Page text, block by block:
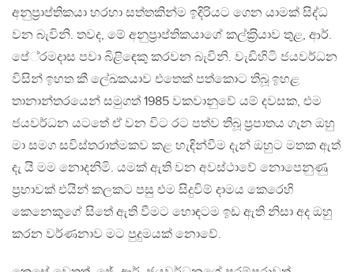
අනුප‍්‍රාප්තිකයා හරහා සත්තකින්ම ඉදිරියට ගෙන යාමක් සිද්ධ
වන බැවිනි. තවද, මේ අනුප‍්‍රාප්තිකයාගේ කල්ක‍්‍රියාව තුළ, ආර්.
පේ‍්‍රමදාස පවා බිළිඳෙකු කරවන බැවිනි. වැඩිහිටි ජයවර්ධන
විසින් ඉහත කී ලේඛකයාව එතෙක් පත්කොට තිබූ ඉහළ
තානාන්තරයෙන් සමුගත් 1985 වකවානුවේ යම් දවසක, එම
ජයවර්ධන යටතේ ඒ වන විට රට පත්ව තිබූ ප‍්‍රපාතය ගැන ඔහු
මා සමග සවිස්තරාත්මකව කළ හැඳින්වීම දැන් ඔහුට මතක ඇත්
දැ යි මම නොදනිමි. යමක් ඇති වන අවස්ථාවේ නොපෙනුණු
ප‍්‍රභාවක් එයින් කලකට පසු එම සිදුවිම් දාමය කෙරෙහි
කෙනෙකුගේ සිතේ ඇති වීමට හොඳටම ඉඩ ඇති නිසා අද ඔහු
කරන වර්ණනාව මට පුදුමයක් නොවේ.